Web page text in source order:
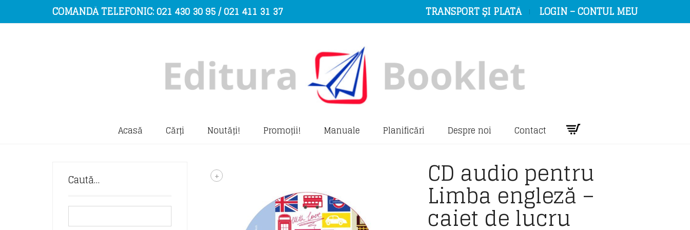
COMANDĂ TELEFONIC: 021 430 30 95 / 021 411 31 37 TRANSPORT ȘI PLATĂ LOGIN – CONTUL MEU
Acasă Cărți Noutăți! Promoții! Manuale Planificări Despre noi Contact
+ CD audio pentru
Limba engleză –
caiet de lucru
Caută…